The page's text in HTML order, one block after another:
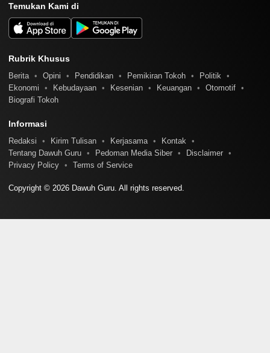
Temukan Kami di
Rubrik Khusus
Berita Opini Pendidikan Pemikiran Tokoh
Politik
Ekonomi
Kebudayaan Kesenian Keuangan
Otomotif
Biografi Tokoh
Informasi
Redaksi Kirim Tulisan Kerjasama
Kontak
Tentang Dawuh Guru
Pedoman Media Siber
Disclaimer
Privacy Policy
Terms of Service
Copyright © 2026 Dawuh Guru. All rights reserved.